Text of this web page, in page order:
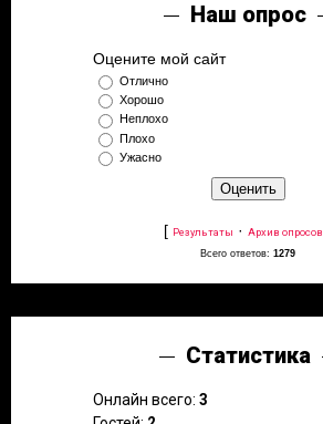
Наш опрос
Оцените мой сайт
Отлично
Хорошо
Неплохо
Плохо
Ужасно
[ Результаты · Архив опросов
Всего ответов: 1279
Статистика
Онлайн всего: 3